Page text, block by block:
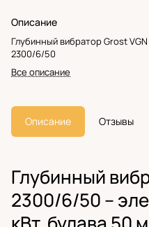
Описание
Глубинный вибратор Grost VGN
2300/6/50
Все описание
Описание Отзывы
Глубинный
2300/6/50 –